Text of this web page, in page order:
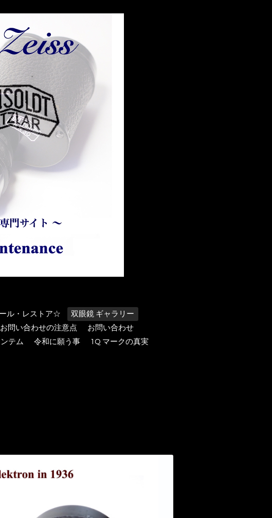
ル・レストア☆
双眼鏡 ギャラリー
問い合わせの注意点
お問い合わせ
テム 令和に願う事 1Q マークの真実